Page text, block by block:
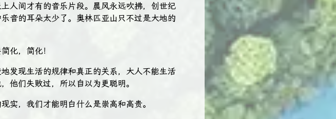
人间才有的音乐片段。晨风永远吹拂，创世纪
音的耳朵太少了。奥林匹亚山只不过是大地的
化，简化！
发现生活的规律和真正的关系，大人不能生活
他们失败过，所以自以为更聪明。
实，我们才能明白什么是崇高和高贵。